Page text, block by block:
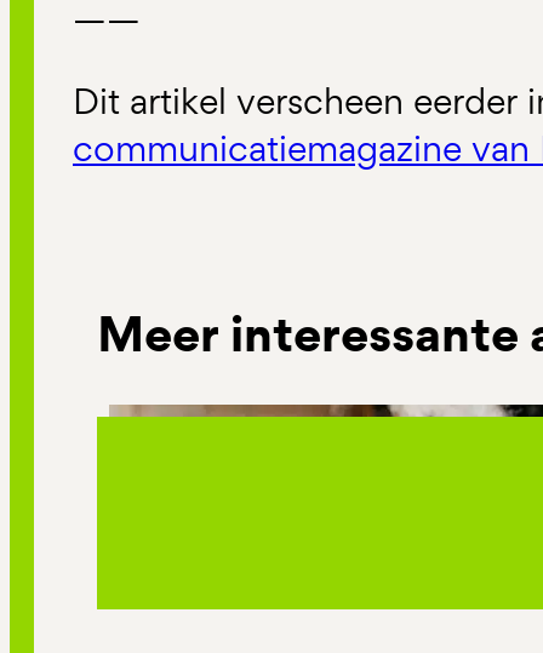
——
Dit artikel verscheen eerder
communicatiemagazine van
Meer interessante